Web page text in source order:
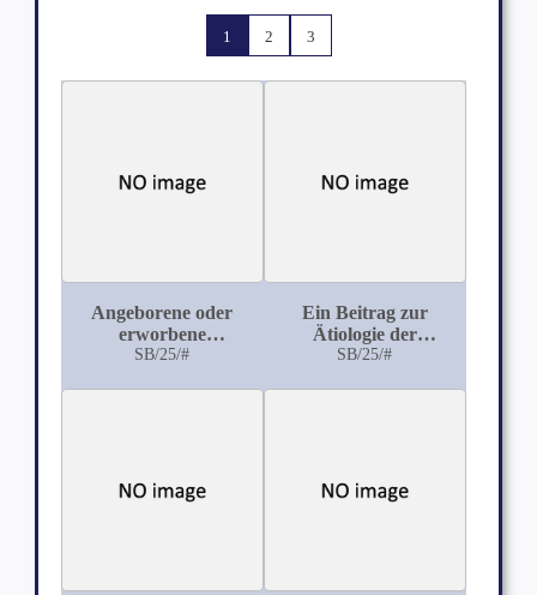
1 2 3
Angeborene oder
erworbene
Pulmonalstenose?
SB/25/#
Ein Beitrag zur
Ätiologie der
metastatischen
SB/25/#